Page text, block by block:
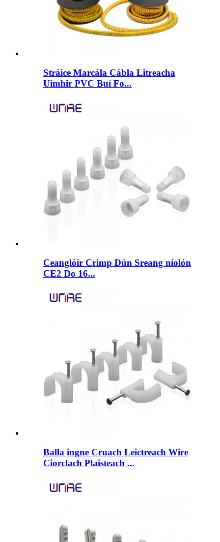
Stráice Marcála Cábla Litreacha
Uimhir PVC Buí Fo...
Ceanglóir Crimp Dún Sreang níolón
CE2 Do 16...
Balla ingne Cruach Leictreach Wire
Ciorclach Plaisteach ...